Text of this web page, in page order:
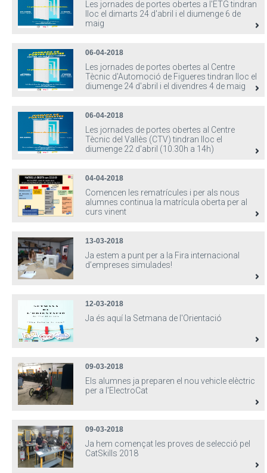
Les jornades de portes obertes a l'ETG tindran
lloc el dimarts 24 d'abril i el diumenge 6 de
maig
06-04-2018
Les jornades de portes obertes al Centre
Tècnic d'Automoció de Figueres tindran lloc el
diumenge 24 d'abril i el divendres 4 de maig
06-04-2018
Les jornades de portes obertes al Centre
Tècnic del Vallès (CTV) tindran lloc el
diumenge 22 d'abril (10.30h a 14h)
04-04-2018
Comencen les rematrícules i per als nous
alumnes continua la matrícula oberta per al
curs vinent
13-03-2018
Ja estem a punt per a la Fira internacional
d’empreses simulades!
12-03-2018
Ja és aquí la Setmana de l'Orientació
09-03-2018
Els alumnes ja preparen el nou vehicle elèctric
per a l'ElectroCat
09-03-2018
Ja hem començat les proves de selecció pel
CatSkills 2018